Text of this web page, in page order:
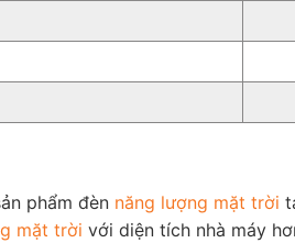
phẩm đèn năng lượng mặt trời
mặt trời với diện tích nhà máy